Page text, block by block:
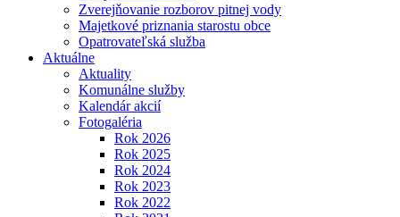
Zverejňovanie rozborov pitnej vody
Majetkové priznania starostu obce
Opatrovateľská služba
Aktuálne
Aktuality
Komunálne služby
Kalendár akcií
Fotogaléria
Rok 2026
Rok 2025
Rok 2024
Rok 2023
Rok 2022